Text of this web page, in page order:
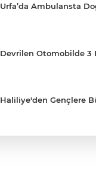
Urfa’da Ambulansta
Devrilen Otomobilde 3
Haliliye'den Gençlere